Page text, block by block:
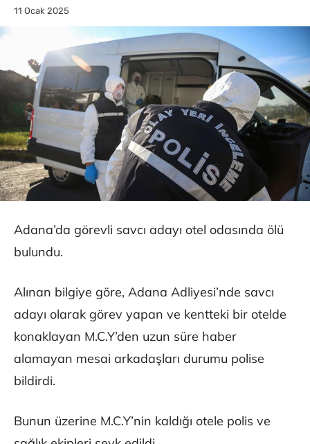
11 Ocak 2025
Adana’da görevli savcı adayı otel odasında ölü
bulundu.
Alınan bilgiye göre, Adana Adliyesi’nde savcı
adayı olarak görev yapan ve kentteki bir otelde
konaklayan M.C.Y’den uzun süre haber
alamayan mesai arkadaşları durumu polise
bildirdi.
Bunun üzerine M.C.Y’nin kaldığı otele polis ve